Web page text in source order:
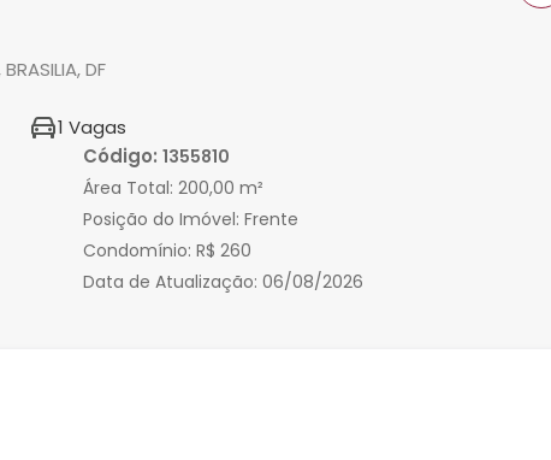
DF
1 Vagas
Código:1355810
Área Total:200,00 m²
Posição do Imóvel:Frente
Condomínio:R$ 260
Data de Atualização:06/08/2026